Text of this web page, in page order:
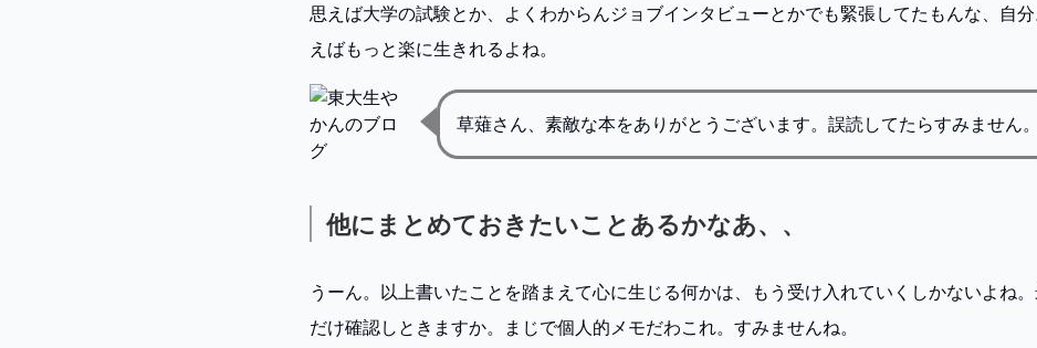
思えば大学の試験とか、よくわからんジョブインタビューとかでも緊張してたもんな、自
えばもっと楽に生きれるよね。
草薙さん、素敵な本をありがとうございます。誤読してたらすみません。
他にまとめておきたいことあるかなあ、、
うーん。以上書いたことを踏まえて心に生じる何かは、もう受け入れていくしかないよね
だけ確認しときますか。まじで個人的メモだわこれ。すみませんね。